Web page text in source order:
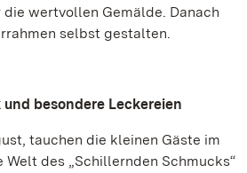
wertvollen Gemälde. Danach
selbst gestalten.
besondere Leckereien
tauchen die kleinen Gäste im
des „Schillernden Schmucks“